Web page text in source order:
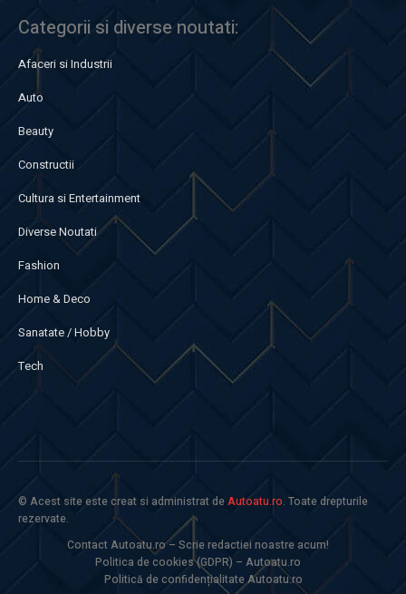
Categorii si diverse noutati:
Afaceri si Industrii
Auto
Beauty
Constructii
Cultura si Entertainment
Diverse Noutati
Fashion
Home & Deco
Sanatate / Hobby
Tech
© Acest site este creat si administrat deAutoatu.ro. Toate drepturile
rezervate.
Contact Autoatu.ro – Scrie redactiei noastre acum!
Politica de cookies (GDPR) – Autoatu.ro
Politică de confidențialitate Autoatu.ro